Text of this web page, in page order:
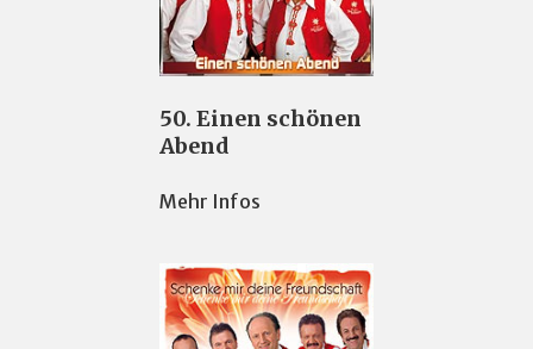
50. Einen schönen
Abend
Mehr Infos